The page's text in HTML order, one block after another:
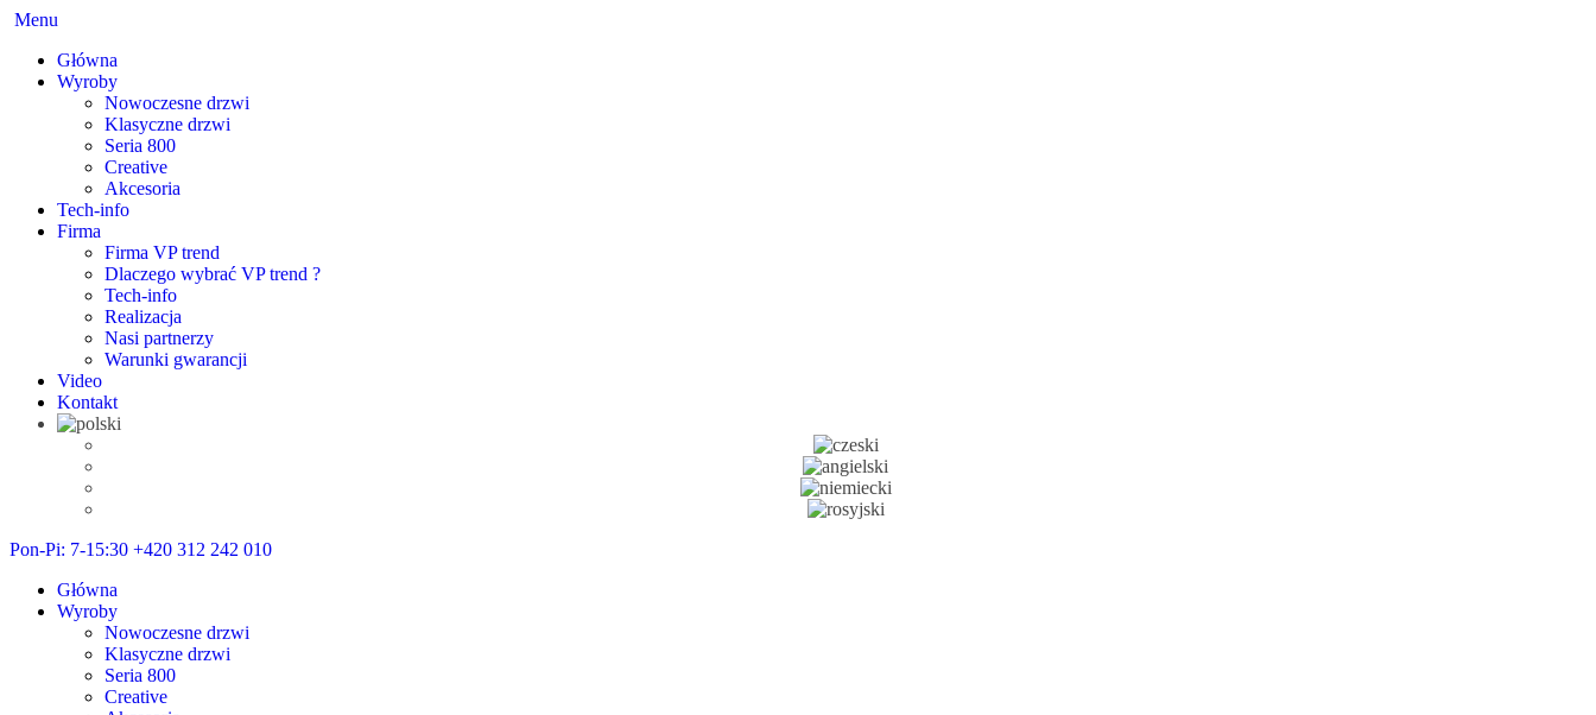
Menu
Główna
Wyroby
Nowoczesne drzwi
Klasyczne drzwi
Seria 800
Creative
Akcesoria
Tech-info
Firma
Firma VP trend
Dlaczego wybrać VP trend ?
Tech-info
Realizacja
Nasi partnerzy
Warunki gwarancji
Video
Kontakt
Pon-Pi: 7-15:30 +420 312 242 010
Główna
Wyroby
Nowoczesne drzwi
Klasyczne drzwi
Seria 800
Creative